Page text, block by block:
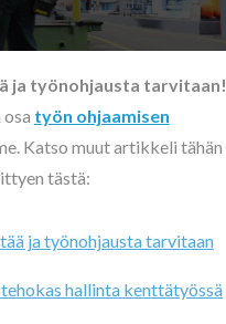
ja työnohjausta tarvitaan!
työn ohjaamisen
Katso muut artikkeli tähän
tästä:
ja työnohjausta tarvitaan
hallinta kenttätyössä